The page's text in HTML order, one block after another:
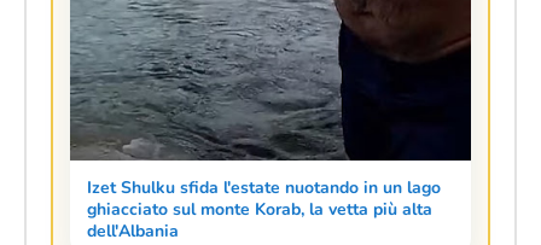
Izet Shulku sfida l'estate nuotando in un lago
ghiacciato sul monte Korab, la vetta più alta
dell'Albania